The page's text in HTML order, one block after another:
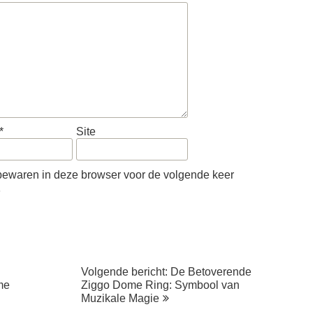
* Site
in deze browser voor de volgende keer
Volgende bericht: De Betoverende
Ziggo Dome Ring: Symbool van
Muzikale Magie